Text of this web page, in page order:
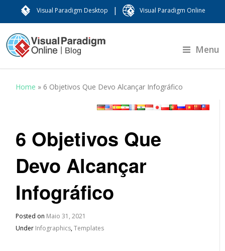
Visual Paradigm Desktop | Visual Paradigm Online
Menu
Home » 6 Objetivos Que Devo Alcançar Infográfico
6 Objetivos Que
Devo Alcançar
Infográfico
Posted on Maio 31, 2021
Under Infographics,Templates